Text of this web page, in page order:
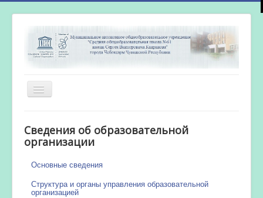
Включить/
выключить
Новости
Сведения об образовательной
организации
Основные сведения
Структура и органы управления образовательной
организацией